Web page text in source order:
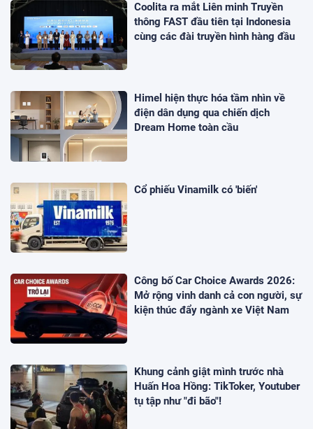
Coolita ra mắt Liên minh Truyền
thông FAST đầu tiên tại Indonesia
cùng các đài truyền hình hàng đầu
Himel hiện thực hóa tầm nhìn về
điện dân dụng qua chiến dịch
Dream Home toàn cầu
Cổ phiếu Vinamilk có 'biến'
Công bố Car Choice Awards 2026:
Mở rộng vinh danh cả con người, sự
kiện thúc đẩy ngành xe Việt Nam
Khung cảnh giật mình trước nhà
Huấn Hoa Hồng: TikToker, Youtuber
tụ tập như "đi bão"!